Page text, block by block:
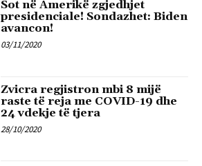
Sot në Amerikë zgjedhjet
presidenciale! Sondazhet: Biden
avancon!
03/11/2020
Zvicra regjistron mbi 8 mijë
raste të reja me COVID-19 dhe
24 vdekje të tjera
28/10/2020